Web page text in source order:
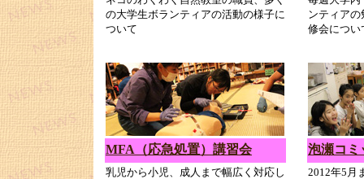
の大学生ボランティアの活動の様子に
ついて
ンティア
修会につい
MFA（応急処置）講習会
乳児から小児、成人まで幅広く対応し
泡瀬コミ
2012年5月